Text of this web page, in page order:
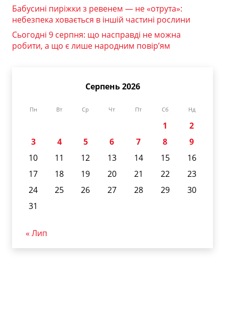
Бабусині пиріжки з ревенем — не «отрута»:
небезпека ховається в іншій частині рослини
Сьогодні 9 серпня: що насправді не можна
робити, а що є лише народним повір’ям
Серпень 2026
Пн Вт Ср Чт Пт Сб Нд
1
2
3
4 5 6 7 8
9
10
11 12 13 14 15
16
17
18 19 20 21 22
23
24
25 26 27 28 29
30
31
« Лип